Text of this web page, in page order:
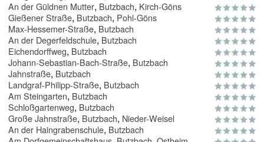
An der Güldnen Mutter, Butzbach, Kirch-Göns
Gießener Straße, Butzbach, Pohl-Göns
Max-Hessemer-Straße, Butzbach
An der Degerfeldschule, Butzbach
Eichendorffweg, Butzbach
Johann-Sebastian-Bach-Straße, Butzbach
Jahnstraße, Butzbach
Landgraf-Philipp-Straße, Butzbach
Am Steingarten, Butzbach
Schloßgartenweg, Butzbach
Große Jahnstraße, Butzbach, Nieder-Weisel
An der Haingrabenschule, Butzbach